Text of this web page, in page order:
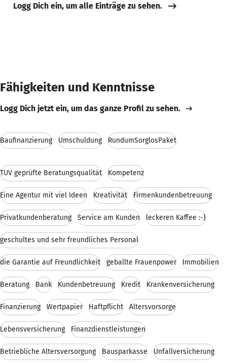
Logg Dich ein, um alle Einträge zu sehen.
Fähigkeiten und Kenntnisse
Logg Dich jetzt ein, um das ganze Profil zu sehen.
Baufinanzierung Umschuldung RundumSorglosPaket
TÜV geprüfte Beratungsqualität Kompetenz
Eine Agentur mit viel Ideen Kreativität Firmenkundenbetreuung
Privatkundenberatung Service am Kunden leckeren Kaffee :-)
geschultes und sehr freundliches Personal
die Garantie auf Freundlichkeit geballte Frauenpower Immobilien
Beratung Bank Kundenbetreuung Kredit Krankenversicherung
Finanzierung Wertpapier Haftpflicht Altersvorsorge
Lebensversicherung Finanzdienstleistungen
Betriebliche Altersversorgung Bausparkasse Unfallversicherung